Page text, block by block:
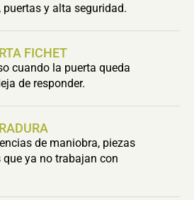
y alta seguridad.
FICHET
cuando la puerta queda
de responder.
de maniobra, piezas
ya no trabajan con